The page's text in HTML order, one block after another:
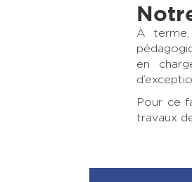
À terme,
en
Pour ce
travaux